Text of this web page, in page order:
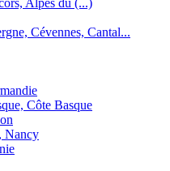
Alpes du (...)
Cévennes, Cantal...
Côte Basque
Nancy